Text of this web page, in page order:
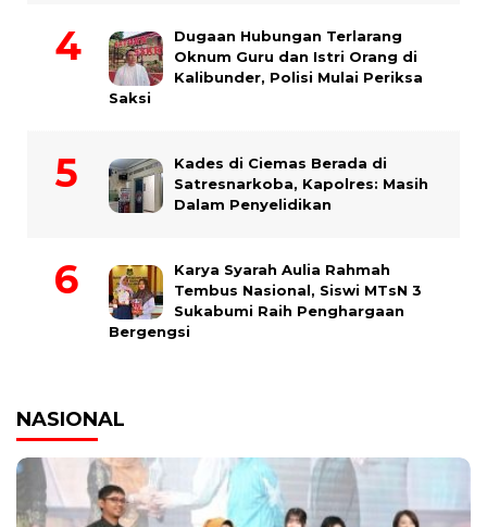
Dugaan Hubungan Terlarang
Oknum Guru dan Istri Orang di
Kalibunder, Polisi Mulai Periksa
Saksi
Kades di Ciemas Berada di
Satresnarkoba, Kapolres: Masih
Dalam Penyelidikan
Karya Syarah Aulia Rahmah
Tembus Nasional, Siswi MTsN 3
Sukabumi Raih Penghargaan
Bergengsi
NASIONAL